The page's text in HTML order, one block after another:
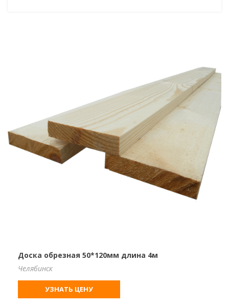
Доска обрезная 50*120мм длина 4м
Челябинск
УЗНАТЬ ЦЕНУ